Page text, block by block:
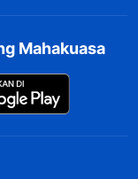
Mahakuasa